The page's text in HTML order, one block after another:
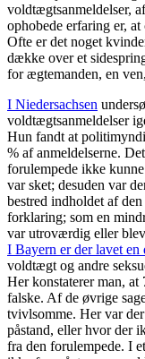
voldtægtsanmeldelser,
ophobede erfaring er,
Ofte er det noget
dække over et
for ægtemanden, en
I Niedersachsen
voldtægtsanmeldelser
Hun fandt at
% af anmeldelserne.
forulempede ikke
var sket; desuden var
bestred indholdet af
forklaring; som en
var utroværdig eller
I Bayern er der lavet en
voldtægt og andre
Her konstaterer man,
falske. Af de øvrige
tvivlsomme. Her var
påstand, eller hvor der
fra den forulempede. I